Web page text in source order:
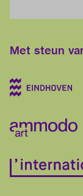
Met steun